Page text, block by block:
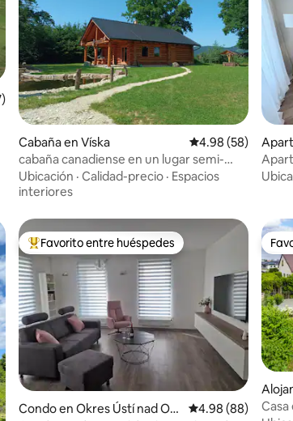
promedio: 5 de 5, 7 reseñas
Cabaña en Víska Calificación
4.98 (58)
cabaña canadiense en un lugar semi-
aislado
Ubicación · Calidad-precio · Espacios
interiores
vy
Favorito entre huéspedes preferido
Favorito entre huéspedes
Condo en Okres Ústí nad Orli
Calificación
4.98 (88)
Holic
Casa